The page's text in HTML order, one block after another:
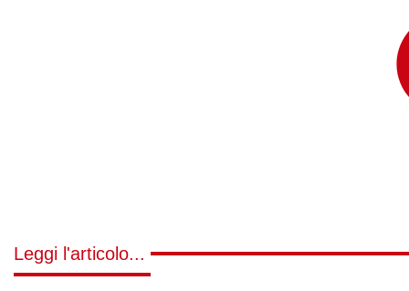
Leggi l'articolo...